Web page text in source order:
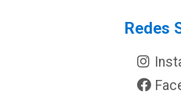
Redes